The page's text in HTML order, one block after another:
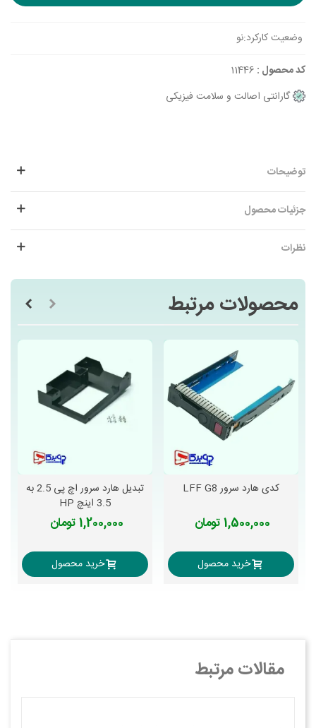
وضعیت کارکرد:نو
کد محصول : 11446
گارانتی اصالت و سلامت فیزیکی
توضیحات
جزئیات محصول
نظرات
محصولات مرتبط
کدی هارد سرور LFF G8
1,500,000 تومان
خرید محصول
تبدیل هارد سرور اچ پی 2.5 به
3.5 اینچ HP
1,200,000 تومان
خرید محصول
مقالات مرتبط